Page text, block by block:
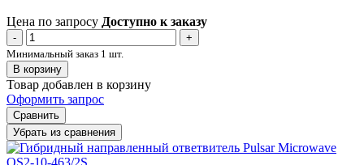
Цена по запросу Доступно к заказу
-
+
Минимальный заказ 1 шт.
В корзину
Товар добавлен в корзину
Оформить запрос
Сравнить
Убрать из сравнения